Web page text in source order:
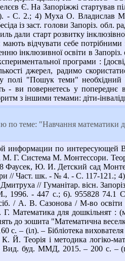
Є. На Запоріжжі стартував
С. 2.; 4) Муха О. Владислав
із заст. голови Запоріз.
старт розвитку
відчувати себе
інклюзивної освіти в
програми :
джерел, радимо
полі "Пошук теми"
- ви повернетесь у попереднє
з іншими темами: діти-
теме: "Навчання математики
по интересующей
Г. Система М. Монтессори.
Фаусек, Ю. И. Детский сад
Част. шк. - № 4. - С. 117-121.; 4).
// Гуманітар. вісн.
1996. - 447 с.; 6). 955828 74.1
/ А. В. Сазонова / М-во
Математика для дошкільнят
до зошита "Математична
– (іл). – Бібліотека
Теорія і методика логіко-
буд. ММД, 2015. – 200 с. –